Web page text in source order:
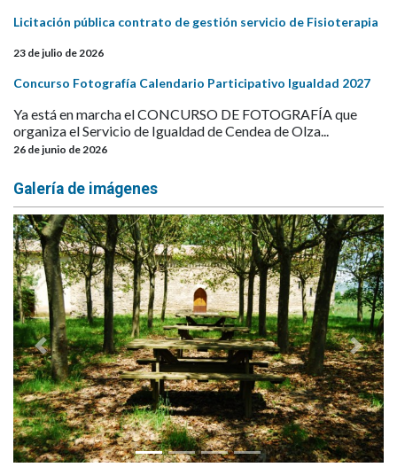
Licitación pública contrato de gestión servicio de Fisioterapia
23 de julio de 2026
Concurso Fotografía Calendario Participativo Igualdad 2027
Ya está en marcha el CONCURSO DE FOTOGRAFÍA que
organiza el Servicio de Igualdad de Cendea de Olza...
26 de junio de 2026
Galería de imágenes
Anterior